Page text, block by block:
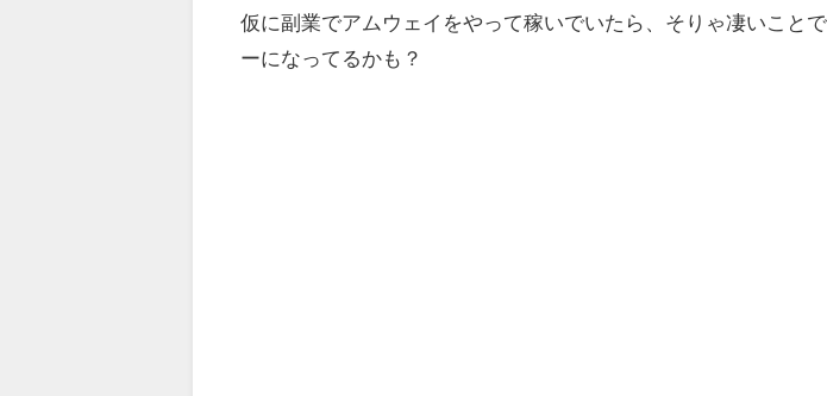
仮に副業でアムウェイをやって稼いでいたら、そりゃ凄いこと
ーになってるかも？